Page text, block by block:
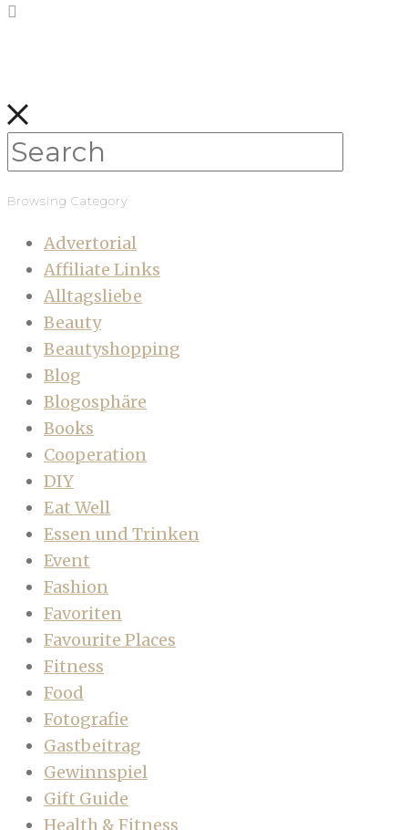
Browsing Category
Advertorial
Affiliate Links
Alltagsliebe
Beauty
Beautyshopping
Blog
Blogosphäre
Books
Cooperation
DIY
Eat Well
Essen und Trinken
Event
Fashion
Favoriten
Favourite Places
Fitness
Food
Fotografie
Gastbeitrag
Gewinnspiel
Gift Guide
Health & Fitness